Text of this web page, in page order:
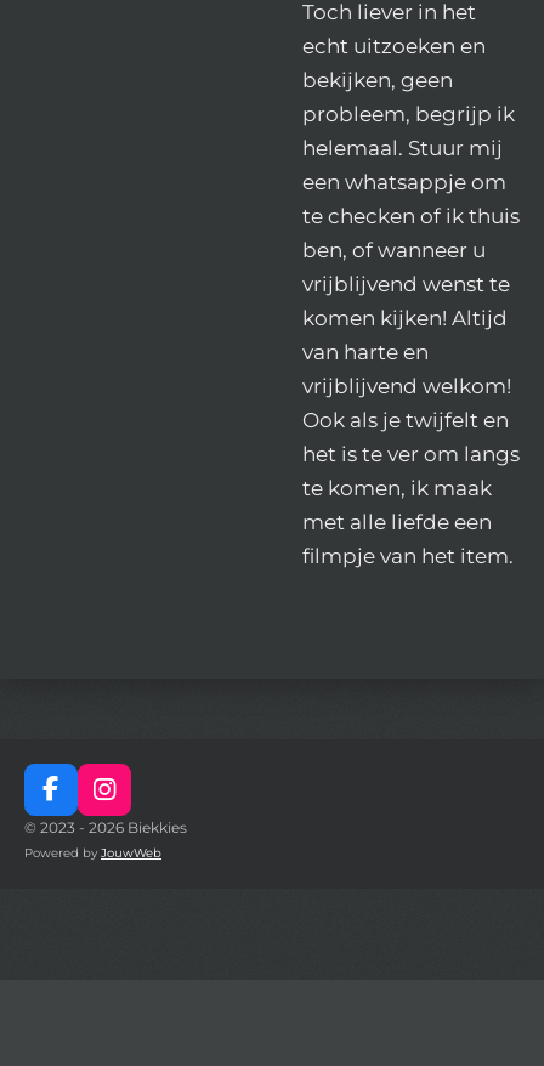
Toch liever in het
echt uitzoeken en
bekijken, geen
probleem, begrijp ik
helemaal. Stuur mij
een whatsappje om
te checken of ik thuis
ben, of wanneer u
vrijblijvend wenst te
komen kijken! Altijd
van harte en
vrijblijvend welkom!
Ook als je twijfelt en
het is te ver om langs
te komen, ik maak
met alle liefde een
filmpje van het item.
F
a
c
I
n
s
© 2023 - 2026 Biekkies
Powered by JouwWeb